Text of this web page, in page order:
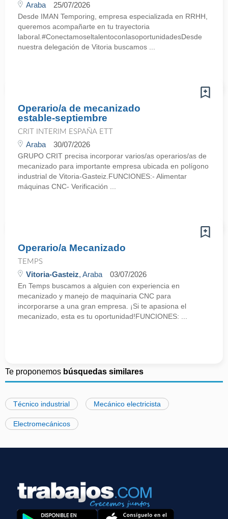
Araba 25/07/2026
Desde IMAN Temporing, empresa especializada en RRHH,
queremos acompañarte en tu trayectoria
laboral.#ConectamoseltalentoconlasoportunidadesDesde
nuestra delegación de Vitoria buscamos ...
Operario/a de mecanizado
estable-septiembre
CRIT INTERIM ESPAÑA ETT
Araba 30/07/2026
GRUPO CRIT precisa incorporar varios/as operarios/as de
mecanizado para importante empresa ubicada en polígono
industrial de Vitoria-Gasteiz.FUNCIONES:- Alimentar
máquinas CNC- Verificación ...
Operario/a Mecanizado
TEMPS
Vitoria-Gasteiz, Araba 03/07/2026
En Temps buscamos a alguien con experiencia en
mecanizado y manejo de maquinaria CNC para
incorporarse a una gran empresa. ¡Si te apasiona el
mecanizado, esta es tu oportunidad!FUNCIONES: ...
Te proponemos búsquedas similares
Técnico industrial Mecánico electricista
Electromecánicos